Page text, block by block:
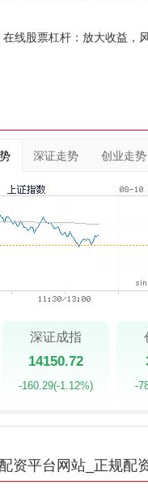
线股票杠杆：放大收益，
深证走势 创业走势
深证成指
14150.72
-160.29(-1.12%) -
资平台网站_正规配